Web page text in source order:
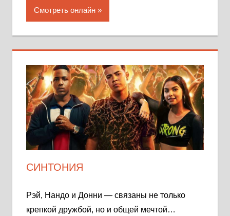
Смотреть онлайн
СИНТОНИЯ
Рэй, Нандо и Донни — связаны не только
крепкой дружбой, но и общей мечтой…